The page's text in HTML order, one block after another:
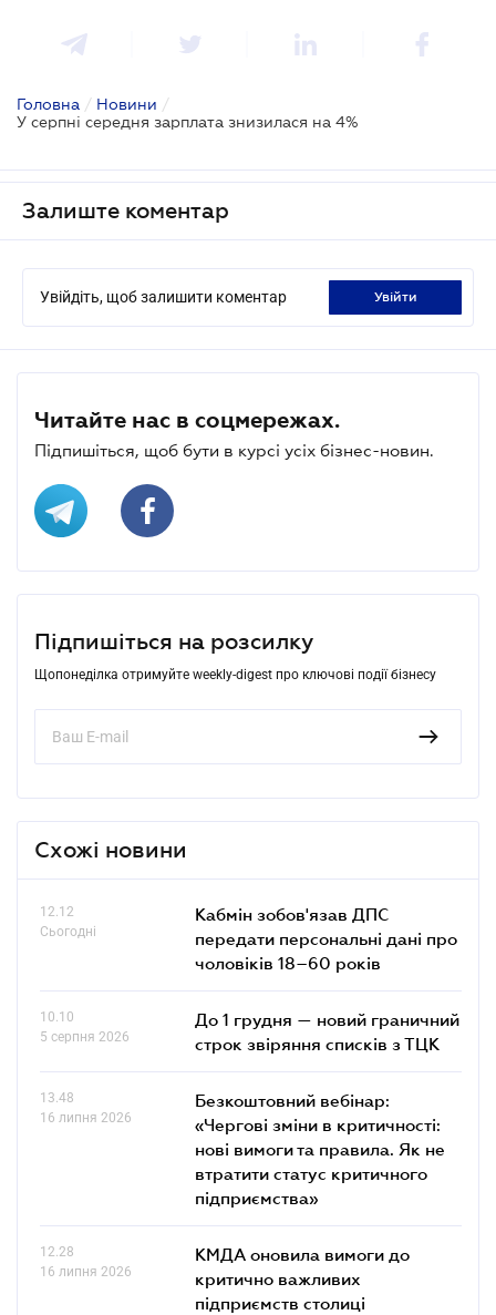
Головна / Новини /
У серпні середня зарплата знизилася на 4%
Залиште коментар
Увійдіть, щоб залишити коментар увійти
Читайте нас в соцмережах.
Підпишіться, щоб бути в курсі усіх бізнес-новин.
Підпишіться на розсилку
Щопонеділка отримуйте weekly-digest про ключові події бізнесу
Схожі новини
12.12
Сьогодні
Кабмін зобов'язав ДПС
передати персональні дані про
чоловіків 18–60 років
10.10
5 серпня 2026
До 1 грудня — новий граничний
строк звіряння списків з ТЦК
13.48
16 липня 2026
Безкоштовний вебінар:
«Чергові зміни в критичності:
нові вимоги та правила. Як не
втратити статус критичного
підприємства»
12.28
16 липня 2026
КМДА оновила вимоги до
критично важливих
підприємств столиці